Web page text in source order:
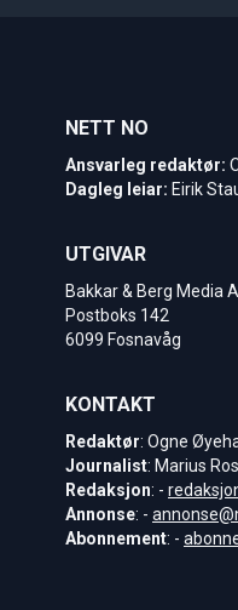
NETT NO
Ansvarleg redaktør:
Dagleg leiar: Eirik
UTGIVAR
Bakkar & Berg Media
Postboks 142
6099 Fosnavåg
KONTAKT
Redaktør: Ogne
Journalist: Marius
Redaksjon: -
Annonse: -
Abonnement: -